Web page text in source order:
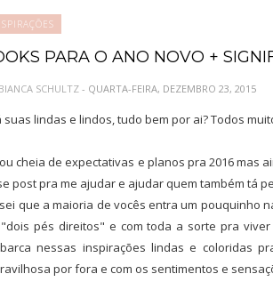
PARA O ANO NOVO +
BIANCA SCHULTZ - QUARTA-FEIRA, DEZEMBRO 23, 2015
suas lindas e lindos, tudo bem por ai? Todos
cheia de expectativas e planos pra 2016 mas
post pra me ajudar e ajudar quem também tá
que a maioria de vocês entra um pouquinho
pés direitos" e com toda a sorte pra
nessas inspirações lindas e coloridas
por fora e com os sentimentos e